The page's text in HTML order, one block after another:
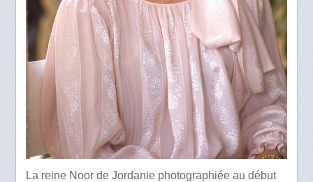
La reine Noor de Jordanie photographiée au début